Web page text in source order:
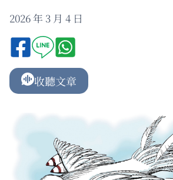
2026 年 3 月 4 日
收聽文章